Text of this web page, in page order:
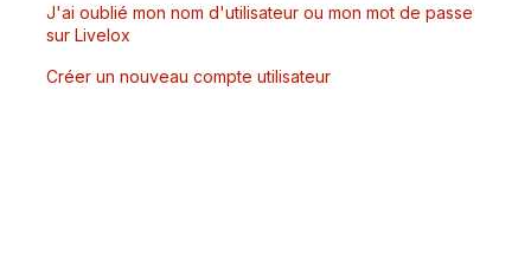
J'ai oublié mon nom d'utilisateur ou mon mot de passe
sur Livelox
Créer un nouveau compte utilisateur